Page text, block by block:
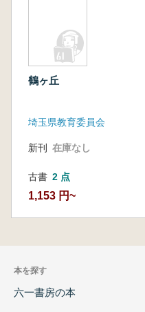
鶴ヶ丘
埼玉県教育委員会
新刊 在庫なし
古書 2 点
1,153 円~
本を探す
六一書房の本